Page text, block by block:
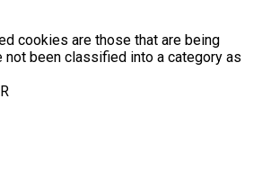
cookies are those that are being
not been classified into a category as